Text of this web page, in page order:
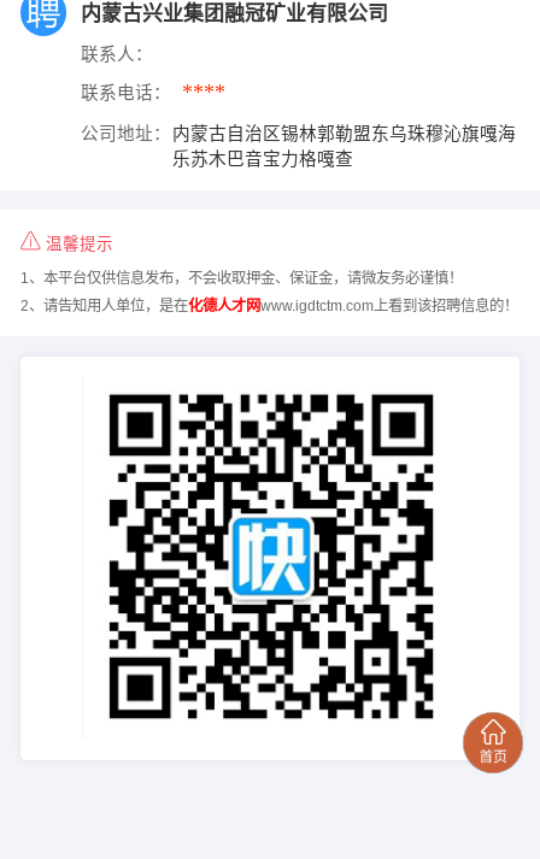
内蒙古兴业集团融冠矿业有限公司
联系人：
联系电话： ****
公司地址：
内蒙古自治区锡林郭勒盟东乌珠穆沁旗嘎海
乐苏木巴音宝力格嘎查
温馨提示
1、本平台仅供信息发布，不会收取押金、保证金，请微友务必谨慎！
2、请告知用人单位，是在化德人才网www.igdtctm.com上看到该招聘信息的！